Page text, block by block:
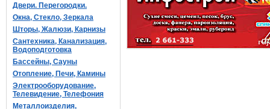
Двери. Перегородки.
Окна, Стекло, Зеркала
Шторы, Жалюзи, Карнизы
Сантехника, Канализация,
Водоподготовка
Бассейны, Сауны
Отопление, Печи, Камины
Электрооборудование,
Телевидение, Телефония
Металлоизделия,